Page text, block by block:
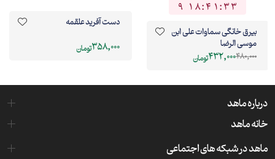
9 1 8:4 1:32
بیرق خانگی سماوات علی ابن
موسی الرضا
480,000
432,000تومان
دست آفرید علقمه
358,000تومان
درباره ماهد
خانه ماهد
ماهد در شبکه های اجتماعی